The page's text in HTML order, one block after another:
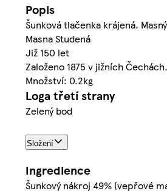
Popis
Šunková tlačenka krájená.
Masna Studená
Již 150 let
Založeno 1875 v jižních Čechách.
Množství: 0.2kg
Loga třetí strany
Zelený bod
Složení
Ingredience
Šunkový nákroj 49% (vepřové